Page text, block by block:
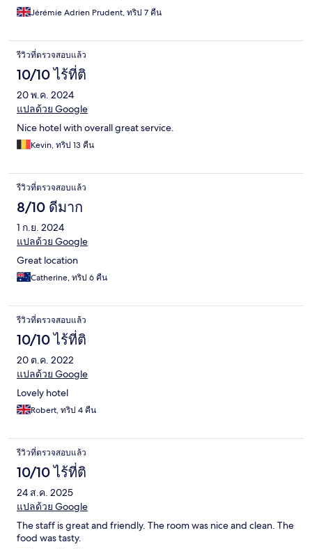
Jérémie Adrien Prudent, ทริป 7 คืน
รีวิวที่ตรวจสอบแล้ว
10/10 ไร้ที่ติ
20 พ.ค. 2024
แปลด้วย Google
Nice hotel with overall great service.
Kevin, ทริป 13 คืน
รีวิวที่ตรวจสอบแล้ว
8/10 ดีมาก
1 ก.ย. 2024
แปลด้วย Google
Great location
Catherine, ทริป 6 คืน
รีวิวที่ตรวจสอบแล้ว
10/10 ไร้ที่ติ
20 ต.ค. 2022
แปลด้วย Google
Lovely hotel
Robert, ทริป 4 คืน
รีวิวที่ตรวจสอบแล้ว
10/10 ไร้ที่ติ
24 ส.ค. 2025
แปลด้วย Google
The staff is great and friendly. The room was nice and clean. The
food was tasty.